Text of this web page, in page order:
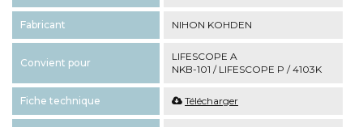
Fabricant NIHON KOHDEN
Convient pour
LIFESCOPE A
NKB-101 / LIFESCOPE P / 4103K
Fiche technique Télécharger